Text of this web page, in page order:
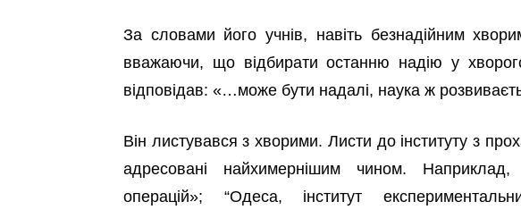
За словами його учнів, навіть безнадійним
вважаючи, що відбирати останню надію у
відповідав: «…може бути надалі, наука ж
Він листувався з хворими. Листи до інституту з
адресовані найхимернішим чином. Наприклад,
операцій»; “Одеса, інститут